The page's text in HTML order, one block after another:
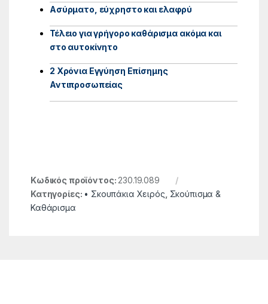
Ασύρματο, εύχρηστο και ελαφρύ
Τέλειο για γρήγορο καθάρισμα ακόμα και
στο αυτοκίνητο
2 Χρόνια Εγγύηση Επίσημης
Αντιπροσωπείας
Κωδικός προϊόντος: 230.19.089
Κατηγορίες: • Σκουπάκια Χειρός Σκούπισμα &
Καθάρισμα